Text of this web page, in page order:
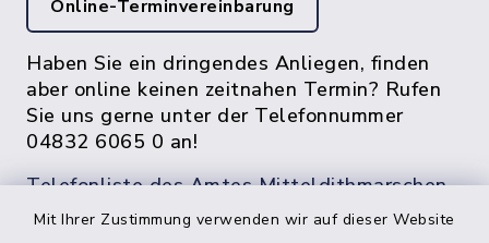
Mit Ihrer Zustimmung verwenden wir auf dieser Website
Online-Terminvereinbarung
Haben Sie ein dringendes Anliegen, finden
aber online keinen zeitnahen Termin? Rufen
Sie uns gerne unter der Telefonnummer
04832 6065 0 an!
Telefonliste des Amtes Mitteldithmarschen